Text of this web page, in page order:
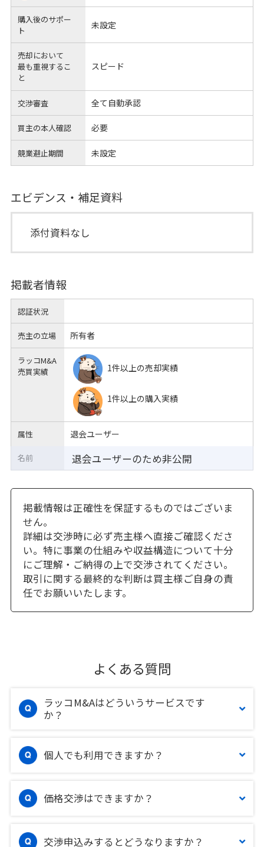
購入後のサポー
ト
未設定
売却において
最も重視するこ
と
スピード
交渉審査 全て自動承認
買主の本人確認 必要
競業避止期間 未設定
エビデンス・補足資料
添付資料なし
掲載者情報
認証状況
売主の立場 所有者
ラッコM&A
売買実績
1件以上の売却実績
1件以上の購入実績
属性 退会ユーザー
退会ユーザーのため非公開
名前
掲載情報は正確性を保証するものではございま
せん。
詳細は交渉時に必ず売主様へ直接ご確認くださ
い。特に事業の仕組みや収益構造について十分
にご理解・ご納得の上で交渉されてください。
取引に関する最終的な判断は買主様ご自身の責
任でお願いいたします。
よくある質問
ラッコM&Aはどういうサービスです
か？
個人でも利用できますか？
価格交渉はできますか？
交渉申込みするとどうなりますか？